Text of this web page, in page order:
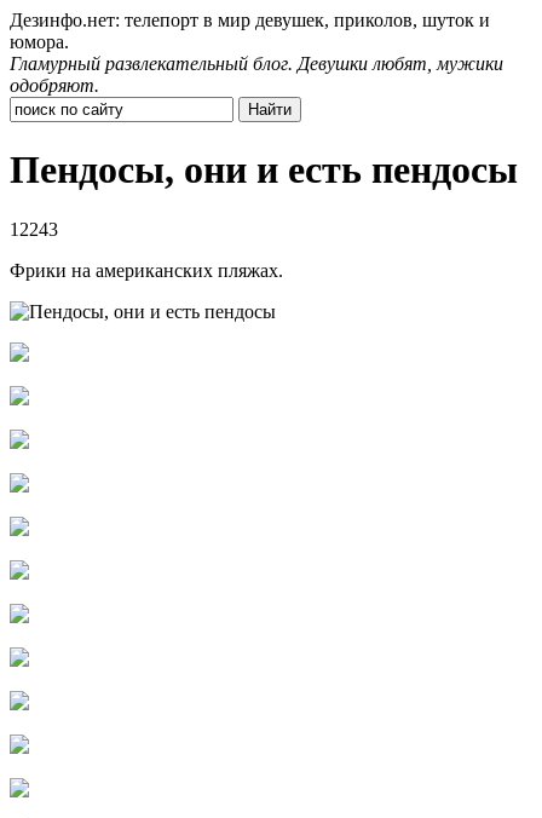
Дезинфо.нет: телепорт в мир девушек, приколов, шуток и
юмора.
Гламурный развлекательный блог. Девушки любят, мужики
одобряют.
Пендосы, они и есть пендосы
12243
Фрики на американских пляжах.